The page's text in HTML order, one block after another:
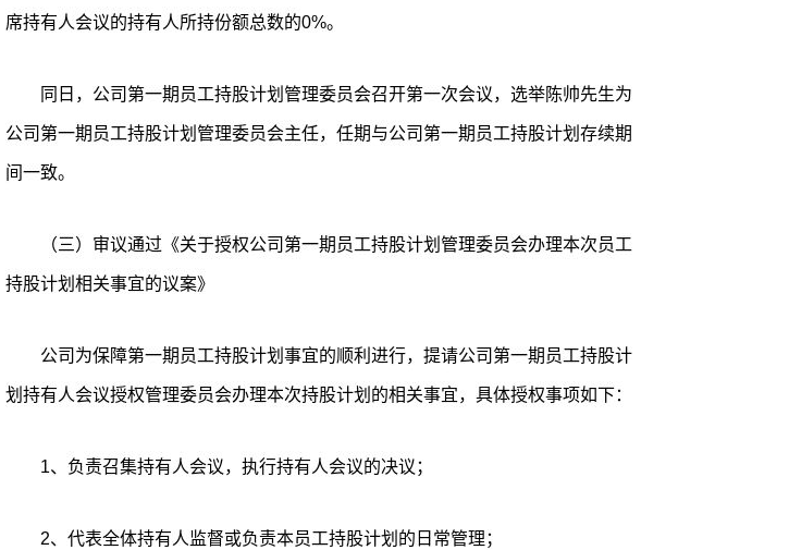
席持有人会议的持有人所持份额总数的0%。
同日，公司第一期员工持股计划管理委员会召开第一次会议，选举陈帅先生为
公司第一期员工持股计划管理委员会主任，任期与公司第一期员工持股计划存续期
间一致。
（三）审议通过《关于授权公司第一期员工持股计划管理委员会办理本次员工
持股计划相关事宜的议案》
公司为保障第一期员工持股计划事宜的顺利进行，提请公司第一期员工持股计
划持有人会议授权管理委员会办理本次持股计划的相关事宜，具体授权事项如下：
1、负责召集持有人会议，执行持有人会议的决议；
2、代表全体持有人监督或负责本员工持股计划的日常管理；